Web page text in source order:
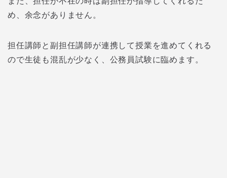
め、余念がありません。
担任講師と副担任講師が連携して授業を進めてくれる
ので生徒も混乱が少なく、公務員試験に臨めます。